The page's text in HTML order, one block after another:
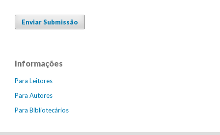
Enviar Submissão
Informações
Para Leitores
Para Autores
Para Bibliotecários